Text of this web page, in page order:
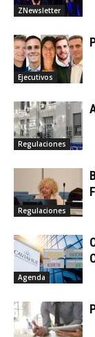
ZNewsletter
Ejecutivos
Regulaciones
Regulaciones
Agenda